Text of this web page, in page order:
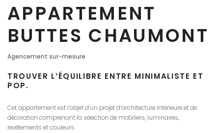
APPARTEMENT
BUTTES CHAUMONT
Agencement sur-mesure
TROUVER L’ÉQUILIBRE ENTRE MINIMALISTE ET
POP.
Cet appartement est l’objet d’un projet d’architecture intérieure et de
décoration comprenant la sélection de mobiliers, luminaires,
revêtements et couleurs.